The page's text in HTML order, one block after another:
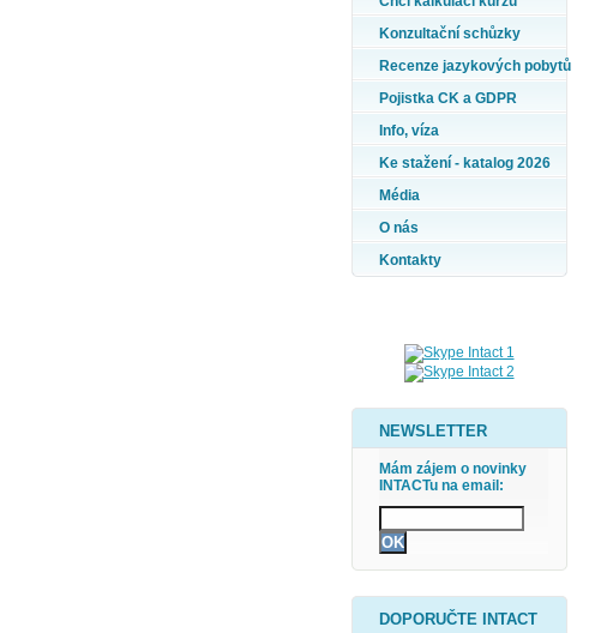
Konzultační schůzky
Recenze jazykových pobytů
Pojistka CK a GDPR
Info, víza
Ke stažení - katalog 2026
Média
O nás
Kontakty
NEWSLETTER
Mám zájem o novinky
INTACTu na email:
DOPORUČTE INTACT